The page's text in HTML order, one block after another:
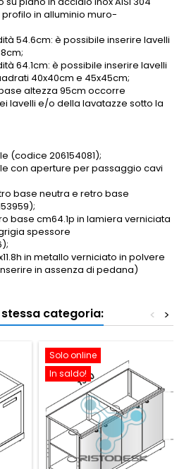
in alluminio muro-
54.6cm: è possibile inserire lavelli
64.1cm: è possibile inserire lavelli
40x40cm e 45x45cm;
base altezza 95cm occorre
lavelli e/o della lavatazze sotto la
(codice 206154081);
con aperture per passaggio cavi
base neutra e retro base
base cm64.1p in lamiera verniciata
spessore
in metallo verniciato in polvere
in assenza di pedana)
categoria: >
<
Solo online
In saldo!